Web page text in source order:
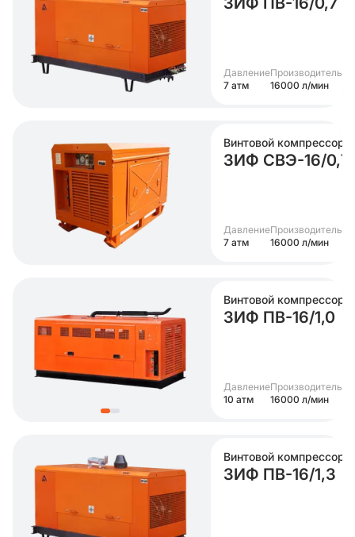
Давление
7 атм
16000 л/мин
Винтовой компрессор
ЗИФ СВЭ-16/
Давление
7 атм
16000 л/мин
Винтовой компрессор
ЗИФ ПВ-16/1,0
Давление
10 атм
16000 л/мин
Винтовой компрессор
ЗИФ ПВ-16/1,3